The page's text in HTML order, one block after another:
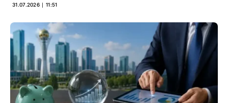
31.07.2026 ∣ 11:51